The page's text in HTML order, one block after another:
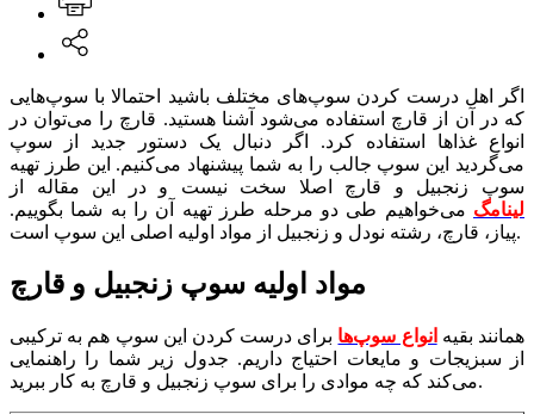
اگر اهل درست کردن سوپ‌های مختلف باشید احتمالا با سوپ‌هایی
که در آن از قارچ استفاده می‌شود آشنا هستید. قارچ را می‌توان در
انواع غذاها استفاده کرد. اگر دنبال یک دستور جدید از سوپ
می‌گردید این سوپ جالب را به شما پیشنهاد می‌کنیم. این طرز تهیه
سوپ زنجبیل و قارچ اصلا سخت نیست و در این مقاله از
لینامگ می‌خواهیم طی دو مرحله طرز تهیه آن را به شما بگوییم.
پیاز، قارچ، رشته نودل و زنجبیل از مواد اولیه اصلی این سوپ است.
مواد اولیه سوپ زنجبیل و قارچ
همانند بقیه انواع سوپ‌ها برای درست کردن این سوپ هم به ترکیبی
از سبزیجات و مایعات احتیاج داریم. جدول زیر شما را راهنمایی
می‌کند که چه موادی را برای سوپ زنجبیل و قارچ به کار ببرید.